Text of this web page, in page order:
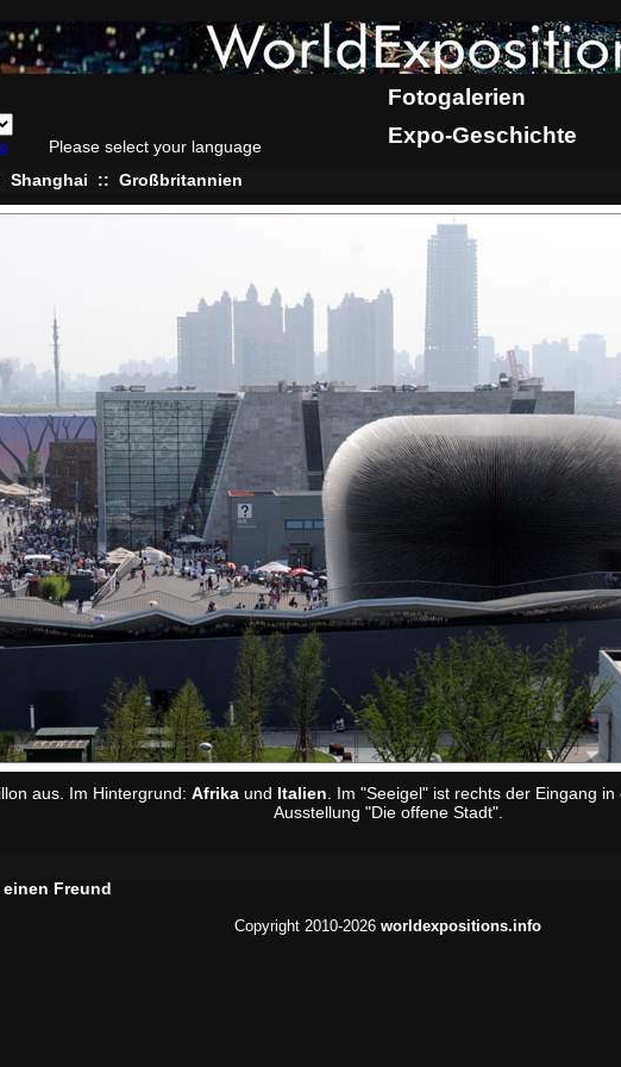
Please select your language
Fotogalerien
Expo-Geschichte
Shanghai :: Großbritannien
aus. Im Hintergrund: Afrikaund Italien . Im "Seeigel" ist rechts der Eingang
Ausstellung "Die offene Stadt".
Freund
Copyright 2010-2026 worldexpositions.info